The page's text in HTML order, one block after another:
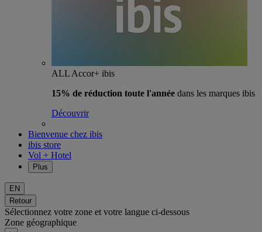
ALL Accor+ ibis
15% de réduction toute l'année dans les marques ibis
Découvrir
Bienvenue chez ibis
ibis store
Vol + Hotel
Plus
EN
Retour
Sélectionnez votre zone et votre langue ci-dessous
Zone géographique